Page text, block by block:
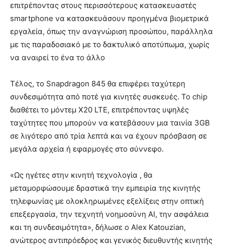
επιτρέποντας στους περισσότερους κατασκευαστές
smartphone να κατασκευάσουν προηγμένα βιομετρικά
εργαλεία, όπως την αναγνώριση προσώπου, παράλληλα
με τις παραδοσιακό με το δακτυλικό αποτύπωμα, χωρίς
να αναιρεί το ένα το άλλο
Τέλος, το Snapdragon 845 θα επιφέρει ταχύτερη
συνδεσιμότητα από ποτέ για κινητές συσκευές. Το chip
διαθέτει το μόντεμ X20 LTE, επιτρέποντας υψηλές
ταχύτητες που μπορούν να κατεβάσουν μια ταινία 3GB
σε λιγότερο από τρία λεπτά και να έχουν πρόσβαση σε
μεγάλα αρχεία ή εφαρμογές στο σύννεφο.
«Ως ηγέτες στην κινητή τεχνολογία , θα
μεταμορφώσουμε δραστικά την εμπειρία της κινητής
τηλεφωνίας με ολοκληρωμένες εξελίξεις στην οπτική
επεξεργασία, την τεχνητή νοημοσύνη AI, την ασφάλεια
και τη συνδεσιμότητα», δήλωσε ο Alex Katouzian,
ανώτερος αντιπρόεδρος και γενικός διευθυντής κινητής